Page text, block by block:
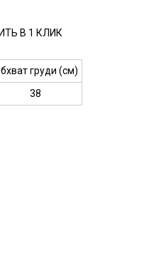
В 1 КЛИК
груди (см)
38